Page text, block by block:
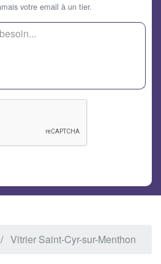
votre email à un tier.
Vitrier Saint-Cyr-sur-Menthon